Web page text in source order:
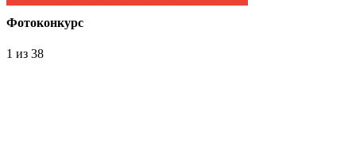
Фотоконкурс
1 из 38